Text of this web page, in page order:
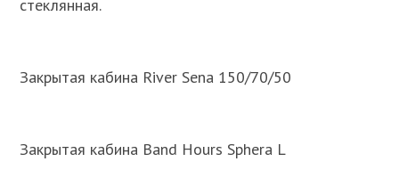
стеклянная.
Закрытая кабина River Sena 150/70/50
Закрытая кабина Band Hours Sphera L